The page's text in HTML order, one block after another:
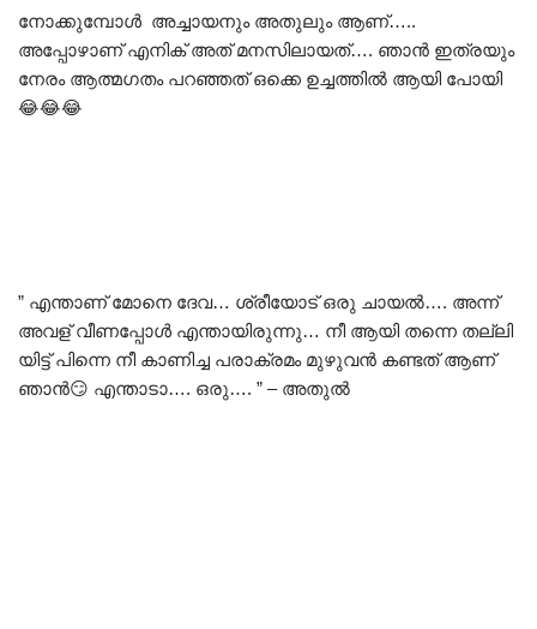
നോക്കുമ്പോൾ അച്ചായനും അതുലും ആണ്…..
അപ്പോഴാണ് എനിക് അത് മനസിലായത്…. ഞാൻ ഇത്രയും
നേരം ആത്മഗതം പറഞ്ഞത് ഒക്കെ ഉച്ചത്തിൽ ആയി പോയി
😂😂😂
” എന്താണ് മോനെ ദേവ… ശ്രീയോട് ഒരു ചായൽ…. അന്ന്
അവള് വീണപ്പോൾ എന്തായിരുന്നു… നീ ആയി തന്നെ തല്ലി
യിട്ട്‌ പിന്നെ നീ കാണിച്ച പരാക്രമം മുഴുവൻ കണ്ടത് ആണ്
ഞാൻ😏 എന്താടാ…. ഒരു…. ” – അതുൽ